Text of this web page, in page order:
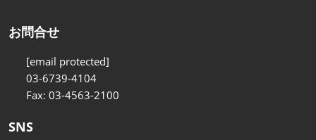
お問合せ
[email protected]
03-6739-4104
Fax: 03-4563-2100
SNS